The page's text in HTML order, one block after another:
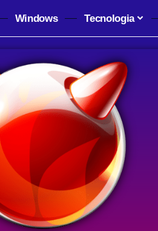
Windows Tecnologia